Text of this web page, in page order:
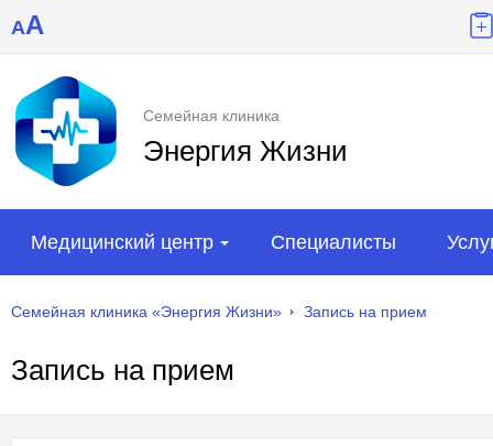
AA
Семейная клиника
Энергия Жизни
Медицинский центр Специалисты
Семейная клиника «Энергия Жизни» Запись на прием
Запись на прием